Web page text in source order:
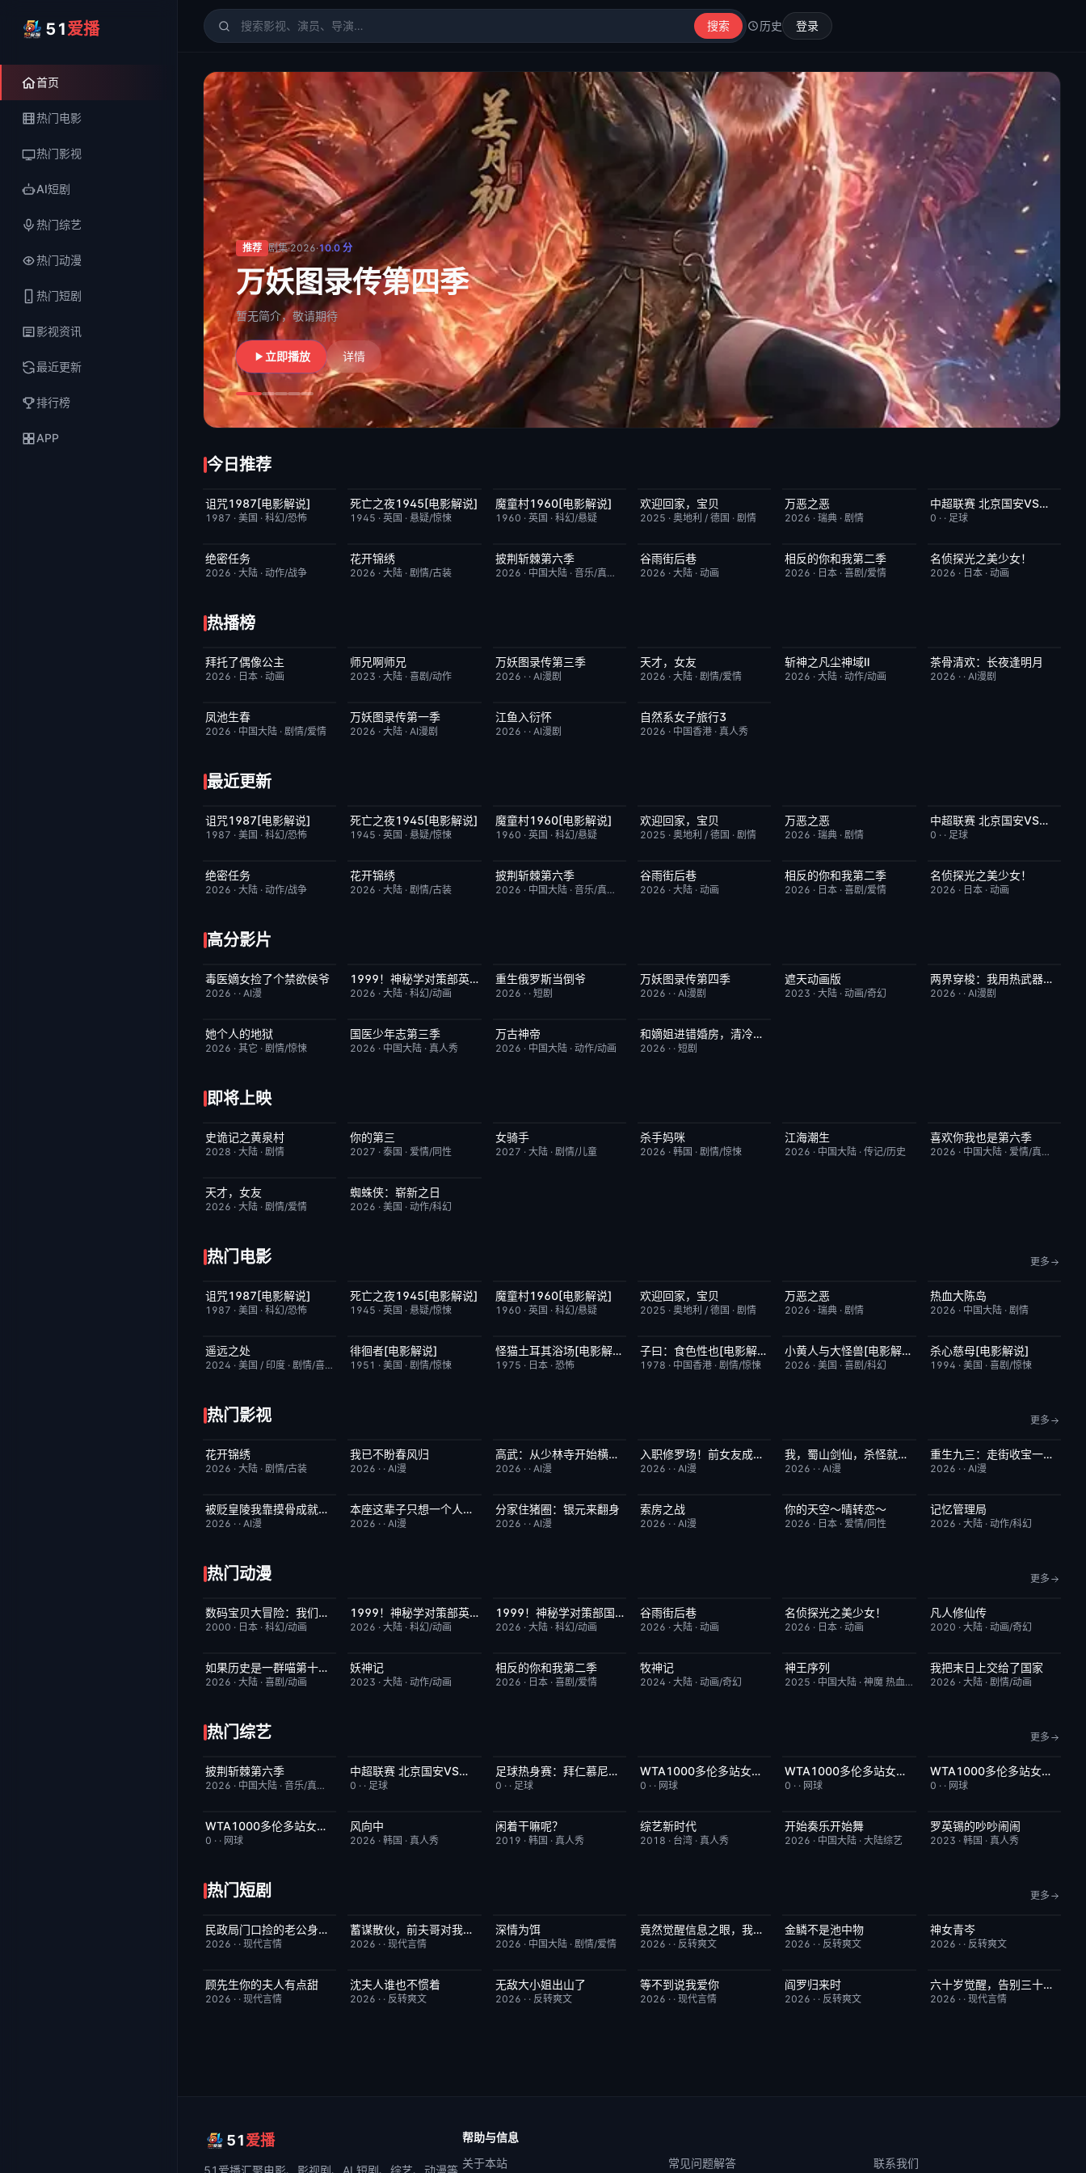
51爱播
首页
热门电影
热门影视
AI短剧
热门综艺
热门动漫
热门短剧
影视资讯
最近更新
排行榜
APP
搜索 历史 登录
51爱播 - 电影、电视剧、动漫、综艺、短剧高清在线观看
推荐 剧集·2026·10.0 分
万妖图录传第三季
暂无简介，敬请期待
立即播放 详情
今日推荐
已完结
诅咒1987[电影解说]
1987 · 美国 · 科幻/恐怖
已完结 8.7
死亡之夜1945[电影解说]
1945 ·英国 ·悬疑/惊悚
已完结 7.2
魔童村1960[电影解说]
1960 · 英国 · 科幻/悬疑
今日更新
欢迎回家，宝贝
2025 · 奥地利 / 德国 · 剧情
今日更新
万恶之恶
2026 ·瑞典 ·剧情
已完结 5.0
中超联赛 北京国安VS深圳新鹏城20260807
0 · · 足球
今日更新
绝密任务
2026 · 大陆 · 动作/战争
更新至第4集
花开锦绣
2026 ·大陆 ·剧情/古装
今日更新
披荆斩棘第六季
2026 · 中国大陆· 音乐/真人秀
更新至第4集
谷雨街后巷
2026 · 大陆· 动画
更新至第06集 10.0
相反的你和我第二季
2026 · 日本 ·喜剧/爱情
更新至第28集
名侦探光之美少女！
2026 · 日本· 动画
热播榜
更新至第19集
拜托了偶像公主
2026 · 日本 · 动画
更新至第153集
师兄啊师兄
2023 ·大陆 ·喜剧/动作
完结
万妖图录传第三季
2026 · · AI漫剧
更新至第20集
天才，女友
2026 · 大陆· 剧情/爱情
更新至第09集
斩神之凡尘神域Ⅱ
2026 ·大陆 ·动作/动画
完结 10.0
茶骨清欢：长夜逢明月
2026 · · AI漫剧
已完结
凤池生春
2026 · 中国大陆 · 剧情/爱情
完结
万妖图录传第一季
2026 ·大陆 ·AI漫剧
完结
江鱼入衍怀
2026 · · AI漫剧
已完结
自然系女子旅行3
2026 · 中国香港· 真人秀
最近更新
已完结
诅咒1987[电影解说]
1987 · 美国 · 科幻/恐怖
已完结 8.7
死亡之夜1945[电影解说]
1945 ·英国 ·悬疑/惊悚
已完结 7.2
魔童村1960[电影解说]
1960 · 英国 · 科幻/悬疑
今日更新
欢迎回家，宝贝
2025 · 奥地利 / 德国 · 剧情
今日更新
万恶之恶
2026 ·瑞典 ·剧情
已完结 5.0
中超联赛 北京国安VS深圳新鹏城20260807
0 · · 足球
今日更新
绝密任务
2026 · 大陆 · 动作/战争
更新至第4集
花开锦绣
2026 ·大陆 ·剧情/古装
今日更新
披荆斩棘第六季
2026 · 中国大陆· 音乐/真人秀
更新至第4集
谷雨街后巷
2026 · 大陆· 动画
更新至第06集 10.0
相反的你和我第二季
2026 · 日本 ·喜剧/爱情
更新至第28集
名侦探光之美少女！
2026 · 日本· 动画
高分影片
完结 10.0
毒医嫡女捡了个禁欲侯爷
2026 · · AI漫
更新至第3集 10.01999！神秘学对策部英语
2026 ·大陆 ·科幻/动画
完结
重生俄罗斯当倒爷
2026 · · 短剧
完结
万妖图录传第四季
2026 · · AI漫剧
更新至第174集
遮天动画版
2023 ·大陆 ·动画/奇幻
完结 10.0两界穿梭：我用热武器物理横推修真界
2026 · · AI漫剧
HD中字
她个人的地狱
2026 · 其它 · 剧情/惊悚
本周更新
国医少年志第三季
2026 · 中国大陆 ·真人秀
更新至第7集
万古神帝
2026 · 中国大陆· 动作/动画
完结 10.0和嫡姐进错婚房，清冷权臣变忠犬
2026 · · 短剧
即将上映
6月23日更新
史诡记之黄泉村
2028 · 大陆 · 剧情
更新至第02集
你的第三
2027 ·泰国 · 爱情/同性
7月15日更新
女骑手
2027 · 大陆· 剧情/儿童
更新至第04集
杀手妈咪
2026 · 韩国 · 剧情/惊悚
更新至第28集
江海潮生
2026 · 中国大陆 ·传记/历史
今日更新
喜欢你我也是第六季
2026 · 中国大陆· 爱情/真人秀
更新至第20集
天才，女友
2026 · 大陆 · 剧情/爱情
TC中字
蜘蛛侠：崭新之日
2026 ·美国 ·动作/科幻
热门电影 更多
已完结
诅咒1987[电影解说]
1987 · 美国 · 科幻/恐怖
已完结 8.7
死亡之夜1945[电影解说]
1945 ·英国 ·悬疑/惊悚
已完结 7.2
魔童村1960[电影解说]
1960 · 英国 · 科幻/悬疑
今日更新
欢迎回家，宝贝
2025 · 奥地利 / 德国 · 剧情
今日更新
万恶之恶
2026 ·瑞典 ·剧情
今日更新
热血大陈岛
2026 · 中国大陆· 剧情
昨日更新
遥远之处
2024 · 美国 / 印度 · 剧情/喜剧
已完结
徘徊者[电影解说]
1951 ·美国 ·剧情/惊悚
已完结 5.9怪猫土耳其浴场[电影解说]
1975 · 日本· 恐怖
已完结 7.0子曰：食色性也[电影解说]
1978 · 中国香港· 剧情/惊悚
已完结 6.7小黄人与大怪兽[电影解说]
2026 ·美国 ·喜剧/科幻
已完结
杀心慈母[电影解说]
1994 · 美国 · 喜剧/惊悚
热门影视 更多
更新至第4集
花开锦绣
2026 · 大陆 · 剧情/古装
完结
我已不盼春风归
2026 · ·AI漫
完结 2.0高武：从少林寺开始横扫一切
2026 · · AI漫
完结 1.0入职修罗场！前女友成了我上司
2026 · · AI漫
完结 2.0我，蜀山剑仙，杀怪就变强
2026 · ·AI漫
完结 10.0重生九三：走街收宝一路狂飙
2026 · · AI漫
完结 1.0被贬皇陵我靠摸骨成就无敌路
2026 · · AI漫
完结 7.0本座这辈子只想一个人清净
2026 · ·AI漫
完结 9.0
分家住猪圈：银元来翻身
2026 · · AI漫
完结
索房之战
2026 · · AI漫
更新至第02集
你的天空～晴转恋～
2026 · 日本 · 爱情/同性
更新至第4集
记忆管理局
2026 · 大陆· 动作/科幻
热门动漫 更多
昨日更新 8.9数码宝贝大冒险：我们的战争游戏！
2000 · 日本 · 科幻/动画
更新至第3集 10.01999！神秘学对策部英语
2026 ·大陆 ·科幻/动画
更新至第3集 2.0 1999！神秘学对策部国语
2026 · 大陆· 科幻/动画
更新至第4集
谷雨街后巷
2026 · 大陆· 动画
更新至第28集
名侦探光之美少女！
2026 · 日本 ·动画
更新至第186集
凡人修仙传
2020 · 大陆· 动画/奇幻
更新至第06集 2.0如果历史是一群喵第十三季
2026 · 大陆 · 喜剧/动画
更新至第441集
妖神记
2023 ·大陆 ·动作/动画
更新至第06集 10.0
相反的你和我第二季
2026 · 日本· 喜剧/爱情
更新至第95集
牧神记
2024 · 大陆· 动画/奇幻
更新至第202集
神王序列
2025 · 中国大陆 ·神魔 热血 都市
更新至第32集 4.0
我把末日上交给了国家
2026 · 大陆· 剧情/动画
热门综艺 更多
今日更新
披荆斩棘第六季
2026 · 中国大陆 · 音乐/真人秀
已完结 5.0
中超联赛 北京国安VS深圳新鹏城20260807
0 · · 足球
今日更新 5.0足球热身赛：拜仁慕尼黑VS阿斯顿维拉20260807
0 · · 足球
今日更新 7.0
WTA1000多伦多站女单第三轮：斯维托丽娜VS波塔波娃
0 · · 网球
今日更新 5.0
WTA1000多伦多站女单第三轮：萨巴伦卡VS张帅
0 · · 网球
今日更新 2.0
WTA1000多伦多站女单第三轮：佩古拉VS拉克西莫娃
0 · · 网球
今日更新 2.0
WTA1000多伦多站女单第三轮：格鲁比奇VS斯瓦泰克
0 · · 网球
更新至第02集
风向中
2026 ·韩国 ·真人秀
昨日更新
闲着干嘛呢？
2019 · 韩国 · 真人秀
本周更新
综艺新时代
2018 · 台湾· 真人秀
更新至第3期
开始奏乐开始舞
2026 · 中国大陆 ·大陆综艺
昨日更新
罗英锡的吵吵闹闹
2023 · 韩国 · 真人秀
热门短剧 更多
已完结 6.0民政局门口捡的老公身份藏不住了
2026 · · 现代言情
已完结 5.0蓄谋散伙，前夫哥对我怦然心动
2026 · ·现代言情
更新至第6集
深情为饵
2026 · 中国大陆· 剧情/爱情
已完结 1.0竟然觉醒信息之眼，我转身进入反派大营
2026 · · 反转爽文
已完结
金鳞不是池中物
2026 · · 反转爽文
已完结
神女青岑
2026 · · 反转爽文
已完结 3.0
顾先生你的夫人有点甜
2026 · · 现代言情
已完结
沈夫人谁也不惯着
2026 · · 反转爽文
已完结
无敌大小姐出山了
2026 · · 反转爽文
已完结
等不到说我爱你
2026 · · 现代言情
已完结
阎罗归来时
2026 · · 反转爽文
已完结 7.0六十岁觉醒，告别三十九载烂婚姻
2026 · · 现代言情
51爱播
51爱播汇聚电影、影视剧、AI 短剧、综艺、动漫等
帮助与信息
关于本站
常见问题解答 联系我们